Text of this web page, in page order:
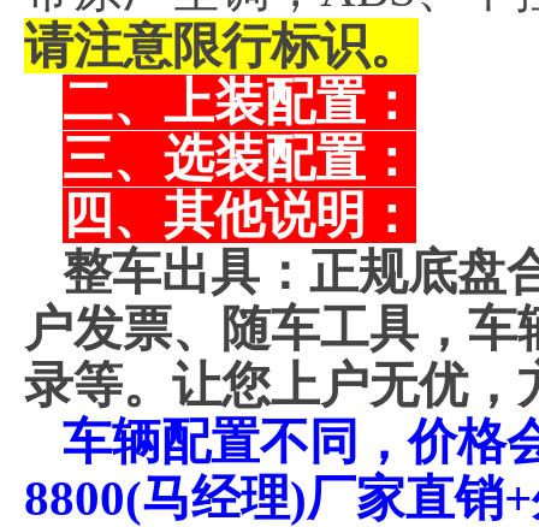
请注意限行标识。
二、上装配置：
三、选装配置：
四、其他说明：
整车出具：正规底盘
户发票、随车工具，
录等。让您上户无优，
车辆配置不同，价格
8800(马经理)厂家直销